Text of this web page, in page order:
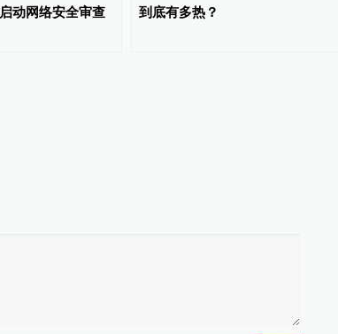
动网络安全审查
到底有多热？